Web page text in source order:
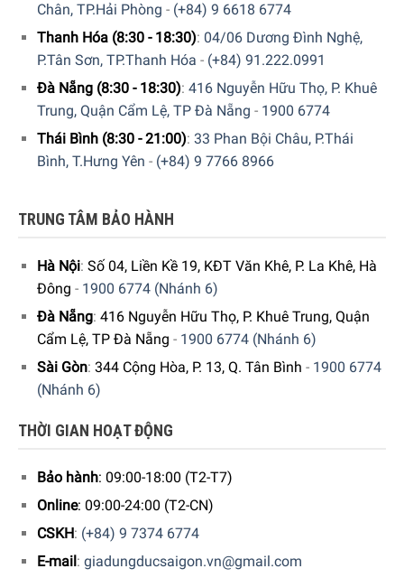
Công nghệ giặt nổi bật
Kiểm soát nước hiệu quả với Active Water Plus
lượng nước cần thiết vừa đủ
ảnh hưởng đến hiệu quả giặt sạch. Vì thế, công nghệ này
giúpmáy giặt Bosch tiết kiệm nước đến 50%
Nâng cao hiệu quả giặt sạch cùng công nghệ giặt 4D
Công nghệ giặt 4D được xem là hệ thống giặt đa chiều, kết
Chân, TP.Hải Phòng - (+84) 9 6618 6774
Thanh Hóa (8:30 - 18:30): 04/06 Dương Đình Nghệ,
P.Tân Sơn, TP.Thanh Hóa - (+84) 91.222.0991
Đà Nẵng (8:30 - 18:30): 416 Nguyễn Hữu Thọ, P. Khuê
Trung, Quận Cẩm Lệ, TP Đà Nẵng - 1900 6774
Thái Bình (8:30 - 21:00): 33 Phan Bội Châu, P.Thái
Bình, T.Hưng Yên - (+84) 9 7766 8966
TRUNG TÂM BẢO HÀNH
Hà Nội: Số 04, Liền Kề 19, KĐT Văn Khê, P. La Khê, Hà
Đông - 1900 6774 (Nhánh 6)
Đà Nẵng: 416 Nguyễn Hữu Thọ, P. Khuê Trung, Quận
Cẩm Lệ, TP Đà Nẵng - 1900 6774 (Nhánh 6)
Sài Gòn: 344 Cộng Hòa, P. 13, Q. Tân Bình - 1900 6774
(Nhánh 6)
THỜI GIAN HOẠT ĐỘNG
Bảo hành: 09:00-18:00 (T2-T7)
Online: 09:00-24:00 (T2-CN)
CSKH: (+84) 9 7374 6774
E-mail : giadungducsaigon.vn@gmail.com